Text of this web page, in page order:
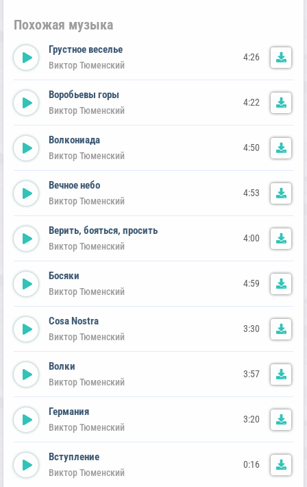
Похожая музыка
Грустное веселье
Виктор Тюменский
4:26
Воробьевы горы
Виктор Тюменский
4:22
Волкониада
Виктор Тюменский
4:50
Вечное небо
Виктор Тюменский
4:53
Верить, бояться, просить
Виктор Тюменский
4:00
Босяки
Виктор Тюменский
4:59
Cosa Nostra
Виктор Тюменский
3:30
Волки
Виктор Тюменский
3:57
Германия
Виктор Тюменский
3:20
Вступление
Виктор Тюменский
0:16